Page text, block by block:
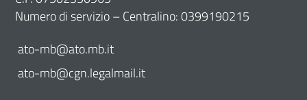
Numero di servizio – Centralino: 0399190215
ato-mb@ato.mb.it
ato-mb@cgn.legalmail.it